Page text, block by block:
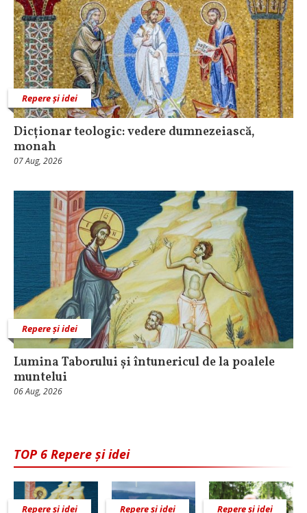
Repere și idei
Dicționar teologic: vedere dumnezeiască,
monah
07 Aug, 2026
Repere și idei
Lumina Taborului și întunericul de la poalele
muntelui
06 Aug, 2026
TOP 6 Repere și idei
Repere și idei Repere și idei Repere și idei